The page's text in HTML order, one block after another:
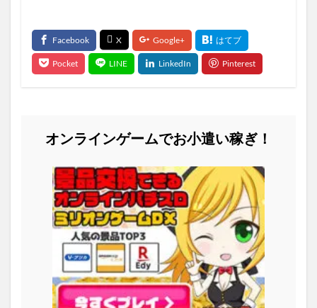
オンラインゲームでお小遣い稼ぎ！